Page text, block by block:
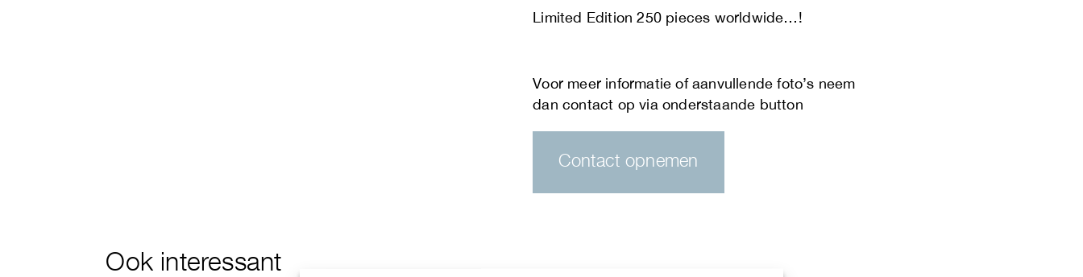
Limited Edition 250 pieces worldwide…!
Contact opnemen
Ook interessant